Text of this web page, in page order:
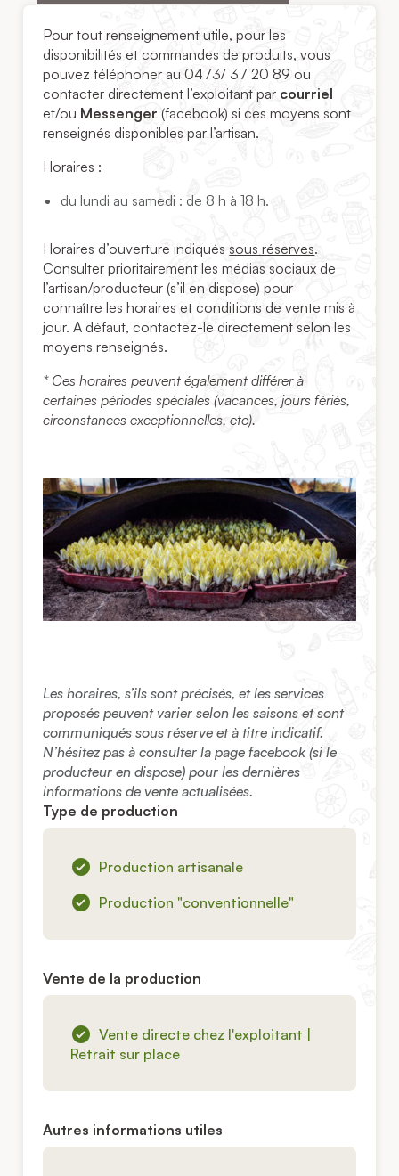
Pour tout renseignement utile, pour les
disponibilités et commandes de produits, vous
pouvez téléphoner au 0473/ 37 20 89 ou
contacter directement l’exploitant par courriel
et/ou Messenger (facebook) si ces moyens sont
renseignés disponibles par l’artisan.
Horaires :
du lundi au samedi : de 8 h à 18 h.
Horaires d’ouverture indiquéssous réserves.
Consulter prioritairement les médias sociaux de
l’artisan/producteur (s’il en dispose) pour
connaître les horaires et conditions de vente mis à
jour. A défaut, contactez-le directement selon les
moyens renseignés.
* Ces horaires peuvent également différer à
certaines périodes spéciales (vacances, jours fériés,
circonstances exceptionnelles, etc).
Les horaires, s’ils sont précisés, et les services
proposés peuvent varier selon les saisons et sont
communiqués sous réserve et à titre indicatif.
N’hésitez pas à consulter la page facebook (si le
producteur en dispose) pour les dernières
informations de vente actualisées.
Type de production
Production artisanale
Production "conventionnelle"
Vente de la production
Vente directe chez l'exploitant |
Retrait sur place
Autres informations utiles